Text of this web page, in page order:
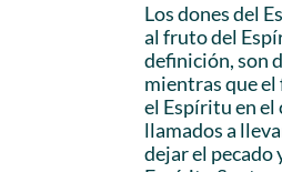
Los dones del
al fruto del
definición, son
mientras que
el Espíritu en el
llamados a
dejar el pecado